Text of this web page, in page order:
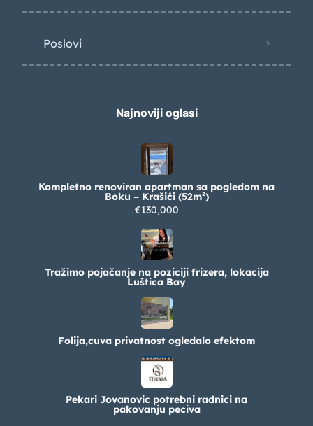
Poslovi
Najnoviji oglasi
Kompletno renoviran apartman sa pogledom na
Boku – Krašići (52m²)
€130,000
Tražimo pojačanje na poziciji frizera, lokacija
Luštica Bay
Folija,cuva privatnost ogledalo efektom
Pekari Jovanovic potrebni radnici na
pakovanju peciva